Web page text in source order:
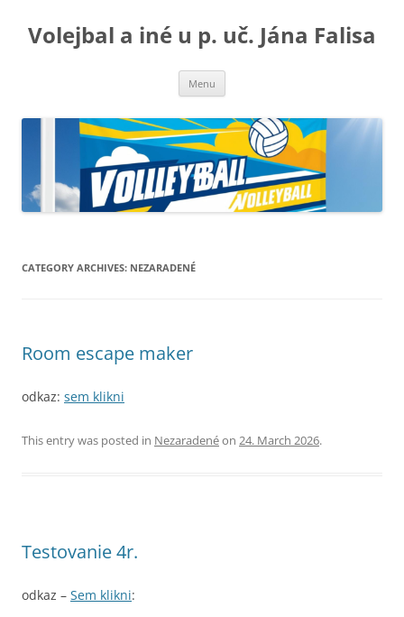
Volejbal a iné u p. uč. Jána Falisa
Menu
CATEGORY ARCHIVES: NEZARADENÉ
Room escape maker
odkaz: sem klikni
This entry was posted in Nezaradenéon 24. March 2026.
Testovanie 4r.
odkaz – Sem klikni: